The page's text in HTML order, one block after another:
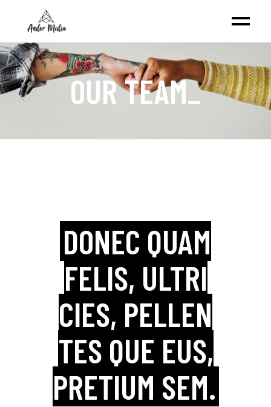
OUR TEAM_
DONEC QUAM
FELIS, ULTRI
CIES, PELLEN
TES QUE EUS,
PRETIUM SEM.